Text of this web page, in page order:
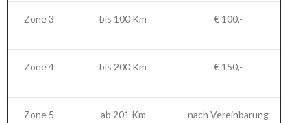
Zone 3 bis 100 Km € 100,-
Zone 4 bis 200 Km € 150,-
Zone 5 ab 201 Km nach Vereinbarung